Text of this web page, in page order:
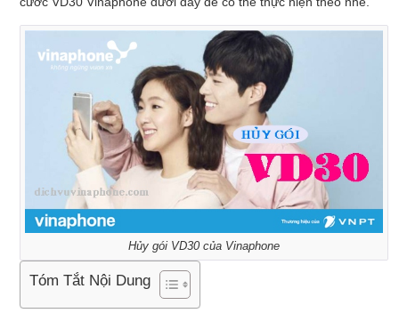
Hủy gói VD30 của Vinaphone
Tóm Tắt Nội Dung